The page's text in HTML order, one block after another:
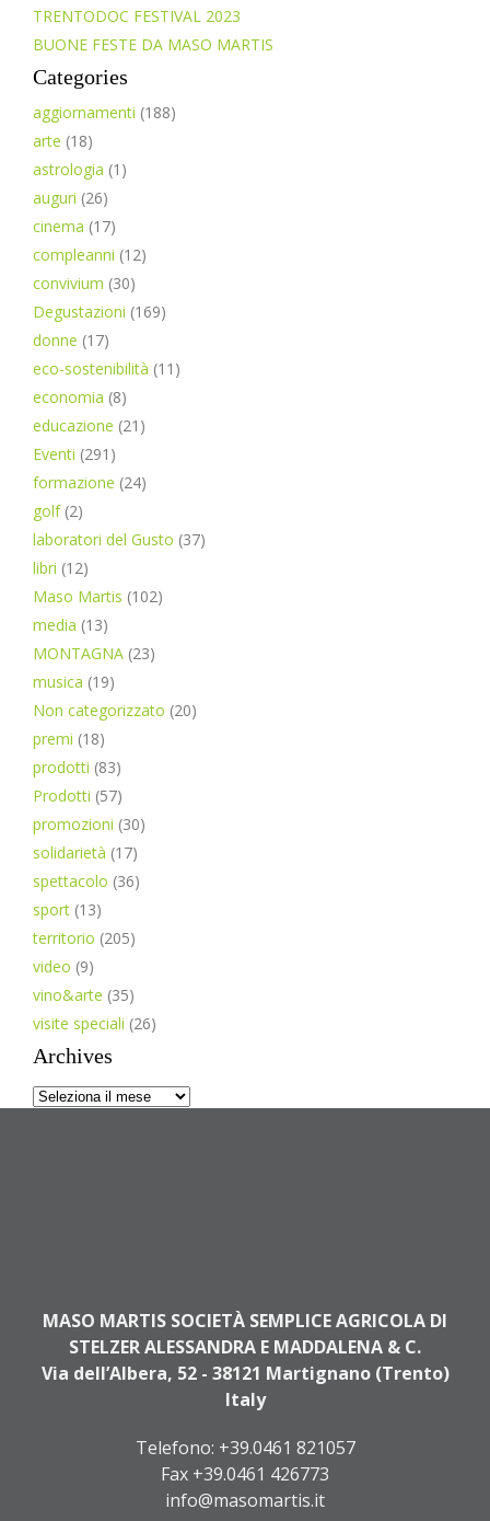
TRENTODOC FESTIVAL 2023
BUONE FESTE DA MASO MARTIS
Categories
aggiornamenti (188)
arte (18)
astrologia (1)
auguri (26)
cinema (17)
compleanni (12)
convivium (30)
Degustazioni (169)
donne (17)
eco-sostenibilità (11)
economia (8)
educazione (21)
Eventi (291)
formazione (24)
golf(2)
laboratori del Gusto (37)
libri (12)
Maso Martis (102)
media (13)
MONTAGNA (23)
musica (19)
Non categorizzato (20)
premi (18)
prodotti (83)
Prodotti (57)
promozioni (30)
solidarietà (17)
spettacolo (36)
sport (13)
territorio (205)
video (9)
vino&arte (35)
visite speciali (26)
Archives
Archives
MASO MARTIS SOCIETÀ SEMPLICE AGRICOLA DI
STELZER ALESSANDRA E MADDALENA & C.
Via dell’Albera, 52 - 38121 Martignano (Trento)
Italy
Telefono: +39.0461 821057
Fax +39.0461 426773
info@masomartis.it